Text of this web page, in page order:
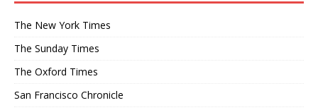
The New York Times
The Sunday Times
The Oxford Times
San Francisco Chronicle